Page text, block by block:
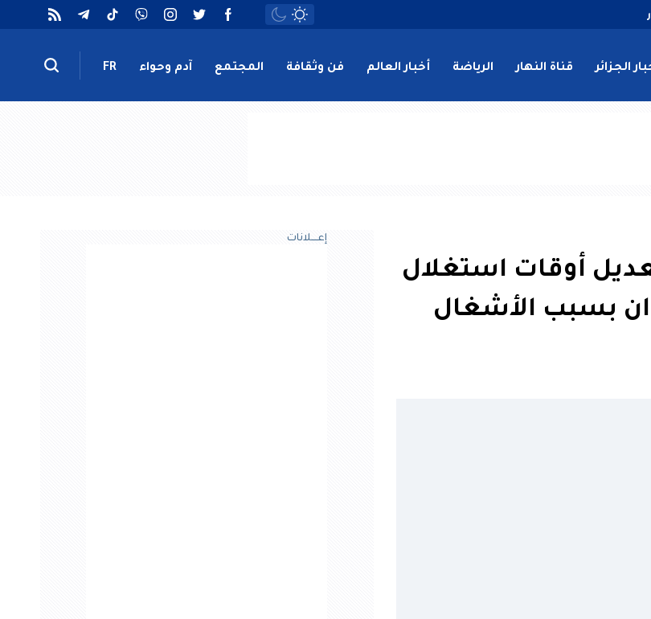
الجزائر قناة النهار الرياضة أخبار العالم فن وثقافة المجتمع آدم وحواء FR
أوقات استغلال
إعــــلانات